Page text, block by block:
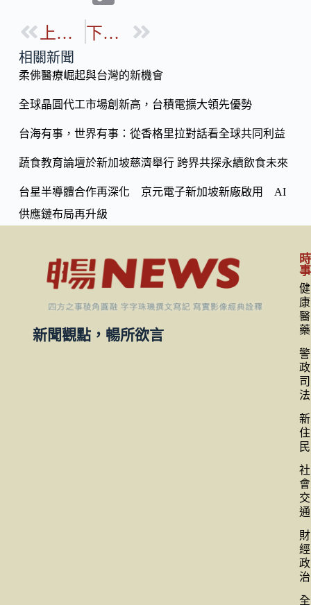
b
o
k
p
Li
n
k
上一篇 下一篇
相關新聞
柔佛醫療崛起與台灣的新機會
全球晶圓代工市場創新高，台積電擴大領先優勢
台海有事，世界有事：從香格里拉對話看全球共同利益
蔬食教育論壇於新加坡慈濟舉行 跨界共探永續飲食未來
台星半導體合作再深化 京元電子新加坡新廠啟用 AI
供應鏈布局再升級
新聞觀點，暢所欲言
時
事
健
康
醫
藥
警
政
司
法
新
住
民
社
會
交
通
財
經
政
治
全